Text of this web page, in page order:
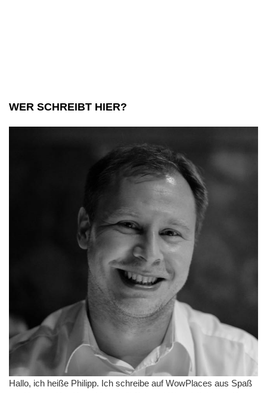
WER SCHREIBT HIER?
Hallo, ich heiße Philipp. Ich schreibe auf WowPlaces aus Spaß